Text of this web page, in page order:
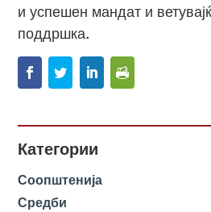
и успешен мандат и
поддршка.
Категории
Соопштенија
Средби